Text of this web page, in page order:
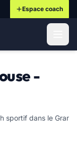
Espace coach
-
sportif dans le